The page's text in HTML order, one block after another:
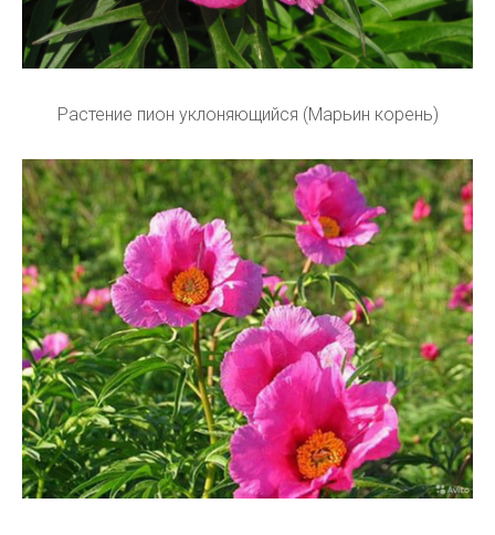
Растение пион уклоняющийся (Марьин корень)